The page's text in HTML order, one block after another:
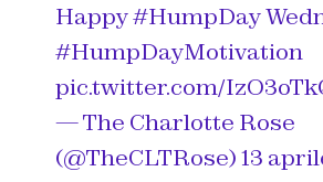
Happy#HumpDay
#HumpDayMotivation
pic.twitter.com/
— The Charlotte Rose
(@TheCLTRose)13